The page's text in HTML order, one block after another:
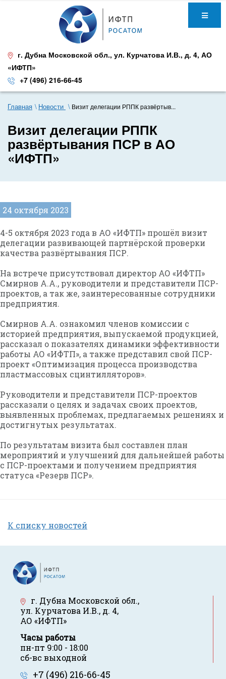
г. Дубна Московской обл., ул. Курчатова И.В., д. 4, АО
«ИФТП»
+7 (496) 216-66-45
Главная Новости Визит делегации РППК развёртыв...
Визит делегации РППК
развёртывания ПСР в АО
«ИФТП»
24 октября 2023
4-5 октября 2023 года в АО «ИФТП» прошёл визит
делегации развивающей партнёрской проверки
качества развёртывания ПСР.
На встрече присутствовал директор АО «ИФТП»
Смирнов А.А., руководители и представители ПСР-
проектов, а так же, заинтересованные сотрудники
предприятия.
Смирнов А.А. ознакомил членов комиссии с
историей предприятия, выпускаемой продукцией,
рассказал о показателях динамики эффективности
работы АО «ИФТП», а также представил свой ПСР-
проект «Оптимизация процесса производства
пластмассовых сцинтилляторов».
Руководители и представители ПСР-проектов
рассказали о целях и задачах своих проектов,
выявленных проблемах, предлагаемых решениях и
достигнутых результатах.
По результатам визита был составлен план
мероприятий и улучшений для дальнейшей работы
с ПСР-проектами и получением предприятия
статуса «Резерв ПСР».
К списку новостей
г. Дубна Московской обл.,
ул. Курчатова И.В., д. 4,
АО «ИФТП»
Часы работы
пн-пт 9:00 - 18:00
сб-вс выходной
+7 (496) 216-66-45